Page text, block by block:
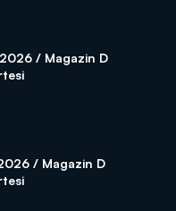
/ Magazin D
/ Magazin D